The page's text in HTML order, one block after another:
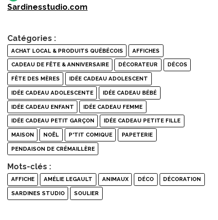
Sardinesstudio.com
Catégories :
ACHAT LOCAL & PRODUITS QUÉBÉCOIS AFFICHES
CADEAU DE FÊTE & ANNIVERSAIRE DÉCORATEUR DÉCOS
FÊTE DES MÈRES IDÉE CADEAU ADOLESCENT
IDÉE CADEAU ADOLESCENTE IDÉE CADEAU BÉBÉ
IDÉE CADEAU ENFANT IDÉE CADEAU FEMME
IDÉE CADEAU PETIT GARÇON IDÉE CADEAU PETITE FILLE
MAISON NOËL P'TIT COMIQUE PAPETERIE
PENDAISON DE CRÉMAILLÈRE
Mots-clés :
AFFICHE AMÉLIE LEGAULT ANIMAUX DÉCO DÉCORATION
SARDINES STUDIO SOULIER